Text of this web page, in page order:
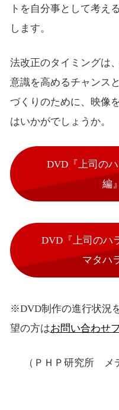
トを自分事として考え
します。
法改正のタイミングは
意識を高めるチャンス
づくりのために、映像
はいかがでしょうか。
DVD『上司の
編
DVD『上司のハ
マタハ
※DVD制作の進行状況
望の方はお問い合わせ
（ＰＨＰ研究所 メ